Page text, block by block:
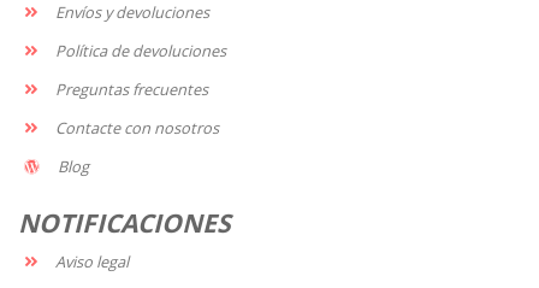
Envíos y devoluciones
Política de devoluciones
Preguntas frecuentes
Contacte con nosotros
Blog
NOTIFICACIONES
Aviso legal